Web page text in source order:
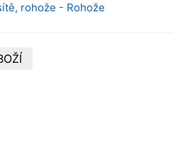
rohože - Rohože